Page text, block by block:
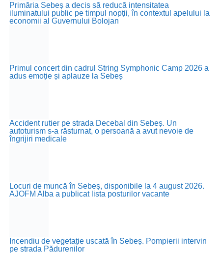
Primăria Sebeș a decis să reducă intensitatea
iluminatului public pe timpul nopții, în contextul apelului la
economii al Guvernului Bolojan
Primul concert din cadrul String Symphonic Camp 2026 a
adus emoție și aplauze la Sebeș
Accident rutier pe strada Decebal din Sebeș. Un
autoturism s-a răsturnat, o persoană a avut nevoie de
îngrijiri medicale
Locuri de muncă în Sebeș, disponibile la 4 august 2026.
AJOFM Alba a publicat lista posturilor vacante
Incendiu de vegetație uscată în Sebeș. Pompierii intervin
pe strada Pădurenilor